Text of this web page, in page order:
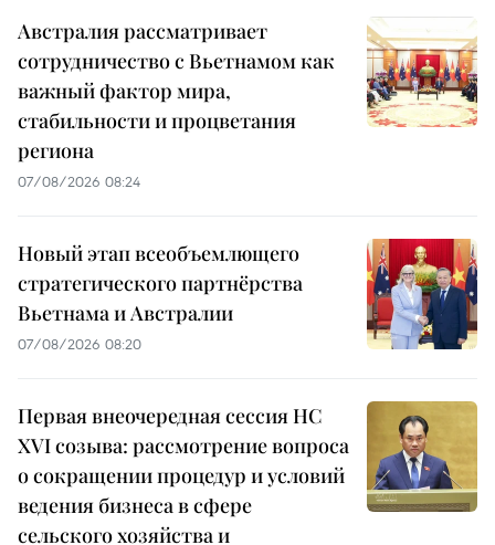
Австралия рассматривает
сотрудничество с Вьетнамом как
важный фактор мира,
стабильности и процветания
региона
07/08/2026 08:24
Новый этап всеобъемлющего
стратегического партнёрства
Вьетнама и Австралии
07/08/2026 08:20
Первая внеочередная сессия НС
XVI созыва: рассмотрение вопроса
о сокращении процедур и условий
ведения бизнеса в сфере
сельского хозяйства и